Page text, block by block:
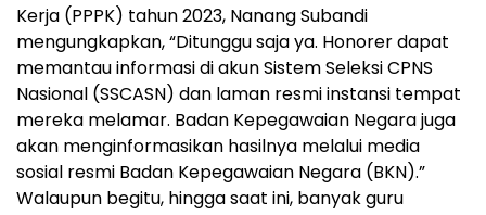
Kerja (PPPK) tahun 2023, Nanang Subandi
mengungkapkan, “Ditunggu saja ya. Honorer dapat
memantau informasi di akun Sistem Seleksi CPNS
Nasional (SSCASN) dan laman resmi instansi tempat
mereka melamar. Badan Kepegawaian Negara juga
akan menginformasikan hasilnya melalui media
sosial resmi Badan Kepegawaian Negara (BKN).”
Walaupun begitu, hingga saat ini, banyak guru